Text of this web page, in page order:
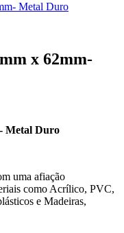
Metal Duro
x 62mm-
Metal Duro
uma afiação
como Acrílico, PVC,
e Madeiras,